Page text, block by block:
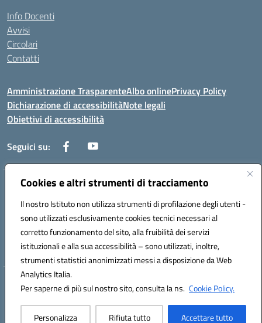
Cookies e altri strumenti di tracciamento
Il nostro Istituto non utilizza strumenti di profilazione degli utenti -
sono utilizzati esclusivamente cookies tecnici necessari al
corretto funzionamento del sito, alla fruibilità dei servizi
istituzionali e alla sua accessibilità – sono utilizzati, inoltre,
strumenti statistici anonimizzati messi a disposizione da Web
Analytics Italia.
Per saperne di più sul nostro sito, consulta la ns. Cookie Policy.
Personalizza Rifiuta tutto Accettare tutto
Info Docenti
Avvisi
Circolari
Contatti
Amministrazione TrasparenteAlbo onlinePrivacy Policy
Dichiarazione di accessibilitàNote legali
Obiettivi di accessibilità
Seguici su:
Corso Roma, 1 71100 FOGGIA (FG)
Codice meccanografico: FGPM03000E
Telefono: 0881721392 - Fax: 0881723293
Mail: FGPM03000E@istruzione.it - PEC:
FGPM03000E@pec.istruzione.it
Codice fiscale: 80002240713
Hosting & Powered by 3D Solution S.r.l.
Concept & Design by Designers Italia